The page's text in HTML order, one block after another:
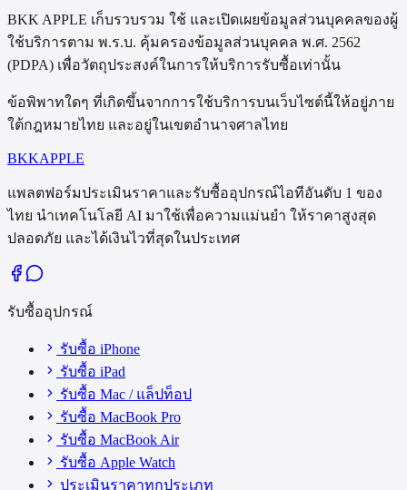
BKK APPLE เก็บรวบรวม ใช้ และเปิดเผยข้อมูลส่วนบุคคลของผู้
ใช้บริการตาม พ.ร.บ. คุ้มครองข้อมูลส่วนบุคคล พ.ศ. 2562
(PDPA) เพื่อวัตถุประสงค์ในการให้บริการรับซื้อเท่านั้น
ข้อพิพาทใดๆ ที่เกิดขึ้นจากการใช้บริการบนเว็บไซต์นี้ให้อยู่ภาย
ใต้กฎหมายไทย และอยู่ในเขตอำนาจศาลไทย
BKKAPPLE
แพลตฟอร์มประเมินราคาและรับซื้ออุปกรณ์ไอทีอันดับ 1 ของ
ไทย นำเทคโนโลยี AI มาใช้เพื่อความแม่นยำ ให้ราคาสูงสุด
ปลอดภัย และได้เงินไวที่สุดในประเทศ
รับซื้ออุปกรณ์
รับซื้อ iPhone
รับซื้อ iPad
รับซื้อ Mac / แล็ปท็อป
รับซื้อ MacBook Pro
รับซื้อ MacBook Air
รับซื้อ Apple Watch
ประเมินราคาทุกประเภท